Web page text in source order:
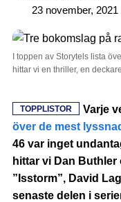
23 november, 2021
I toppen av Storytels lista
hittar vi en thriller, en
TOPPLISTOR Varje
över de mest
46 var inget
hittar vi Dan
”Isstorm”, David
senaste delen i